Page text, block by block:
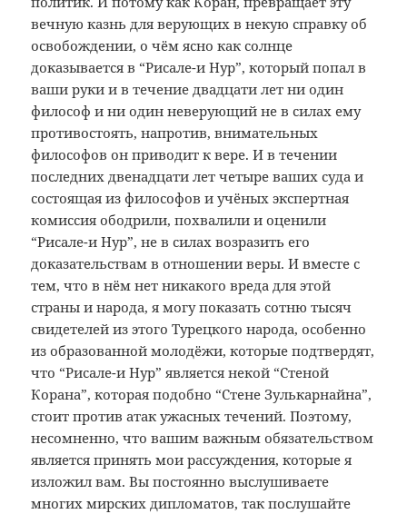
вечную казнь для верующих в некую справку об
освобождении, о чём ясно как солнце
доказывается в “Рисале-и Нур”, который попал в
ваши руки и в течение двадцати лет ни один
философ и ни один неверующий не в силах ему
противостоять, напротив, внимательных
философов он приводит к вере. И в течении
последних двенадцати лет четыре ваших суда и
состоящая из философов и учёных экспертная
комиссия ободрили, похвалили и оценили
“Рисале-и Нур”, не в силах возразить его
доказательствам в отношении веры. И вместе с
тем, что в нём нет никакого вреда для этой
страны и народа, я могу показать сотню тысяч
свидетелей из этого Турецкого народа, особенно
из образованной молодёжи, которые подтвердят,
что “Рисале-и Нур” является некой “Стеной
Корана”, которая подобно “Стене Зулькарнайна”,
стоит против атак ужасных течений. Поэтому,
несомненно, что вашим важным обязательством
является принять мои рассуждения, которые я
изложил вам. Вы постоянно выслушиваете
многих мирских дипломатов, так послушайте